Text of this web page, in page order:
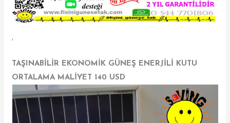
,
TAŞINABİLİR EKONOMİK GÜNEŞ ENERJİLİ KUTU
ORTALAMA MALİYET 140 USD